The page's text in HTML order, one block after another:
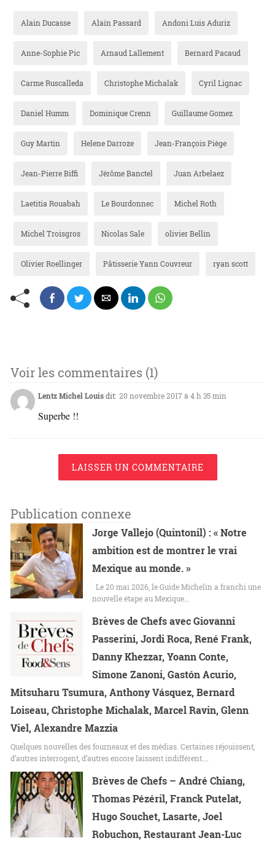
Alain Ducasse Alain Passard Andoni Luis Aduriz
Anne-Sophie Pic Arnaud Lallement Bernard Pacaud
Carme Ruscalleda Christophe Michalak Cyril Lignac
Daniel Humm Dominique Crenn Guillaume Gomez
Guy Martin Helene Darroze Jean-François Piège
Jean-Pierre Biffi Jérôme Banctel Juan Arbelaez
Laetitia Rouabah Le Bourdonnec Michel Roth
Michel Troisgros Nicolas Sale olivier Bellin
Olivier Roellinger Pâtisserie Yann Couvreur ryan scott
Voir les commentaires (1)
Lentz Michel Louisdit: 20 novembre 2017 à 4 h 35 min
Superbe !!
LAISSER UN COMMENTAIRE
Publication connexe
Jorge Vallejo (Quintonil) : « Notre
ambition est de montrer le vrai
Mexique au monde. »
Le 20 mai 2026, le Guide Michelin a franchi une
nouvelle étape au Mexique…
Brèves de Chefs avec Giovanni
Passerini, Jordi Roca, René Frank,
Danny Khezzar, Yoann Conte,
Simone Zanoni, Gastón Acurio,
Mitsuharu Tsumura, Anthony Vásquez, Bernard
Loiseau, Christophe Michalak, Marcel Ravin, Glenn
Viel, Alexandre Mazzia
Quelques nouvelles des fourneaux et des médias. Certaines réjouissent,
d’autres interrogent, d’autres encore laissent indifférent.…
Brèves de Chefs – André Chiang,
Thomas Pézéril, Franck Putelat,
Hugo Souchet, Lasarte, Joel
Robuchon, Restaurant Jean-Luc